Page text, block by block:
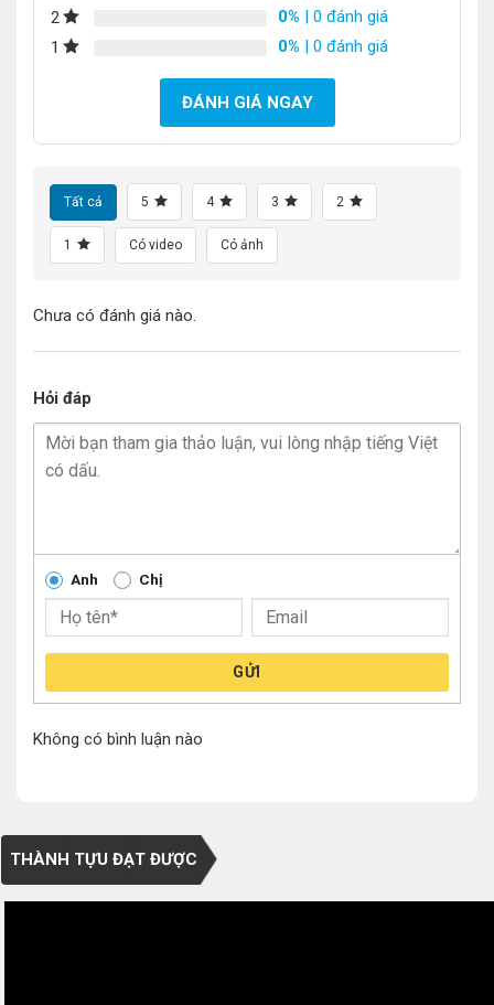
2
0% | 0 đánh giá
1
0% | 0 đánh giá
ĐÁNH GIÁ NGAY
Tất cả 5 4 3 2
1 Có video Có ảnh
Chưa có đánh giá nào.
Hỏi đáp
Anh Chị
GỬI
Không có bình luận nào
THÀNH TỰU ĐẠT ĐƯỢC